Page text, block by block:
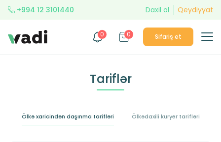
+994 12 3101440 Daxil ol Qeydiyyat
0 0 Sifariş et
Tariflər
Ölkə xaricindən daşınma tarifləri Ölkədaxili kuryer tarifləri